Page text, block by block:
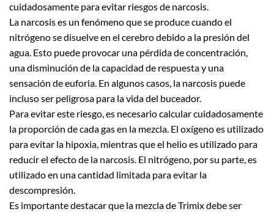
cuidadosamente para evitar riesgos de narcosis.
La narcosis es un fenómeno que se produce cuando el
nitrógeno se disuelve en el cerebro debido a la presión del
agua. Esto puede provocar una pérdida de concentración,
una disminución de la capacidad de respuesta y una
sensación de euforia. En algunos casos, la narcosis puede
incluso ser peligrosa para la vida del buceador.
Para evitar este riesgo, es necesario calcular cuidadosamente
la proporción de cada gas en la mezcla. El oxígeno es utilizado
para evitar la hipoxia, mientras que el helio es utilizado para
reducir el efecto de la narcosis. El nitrógeno, por su parte, es
utilizado en una cantidad limitada para evitar la
descompresión.
Es importante destacar que la mezcla de Trimix debe ser